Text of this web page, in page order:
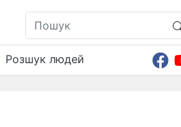
Розшук людей